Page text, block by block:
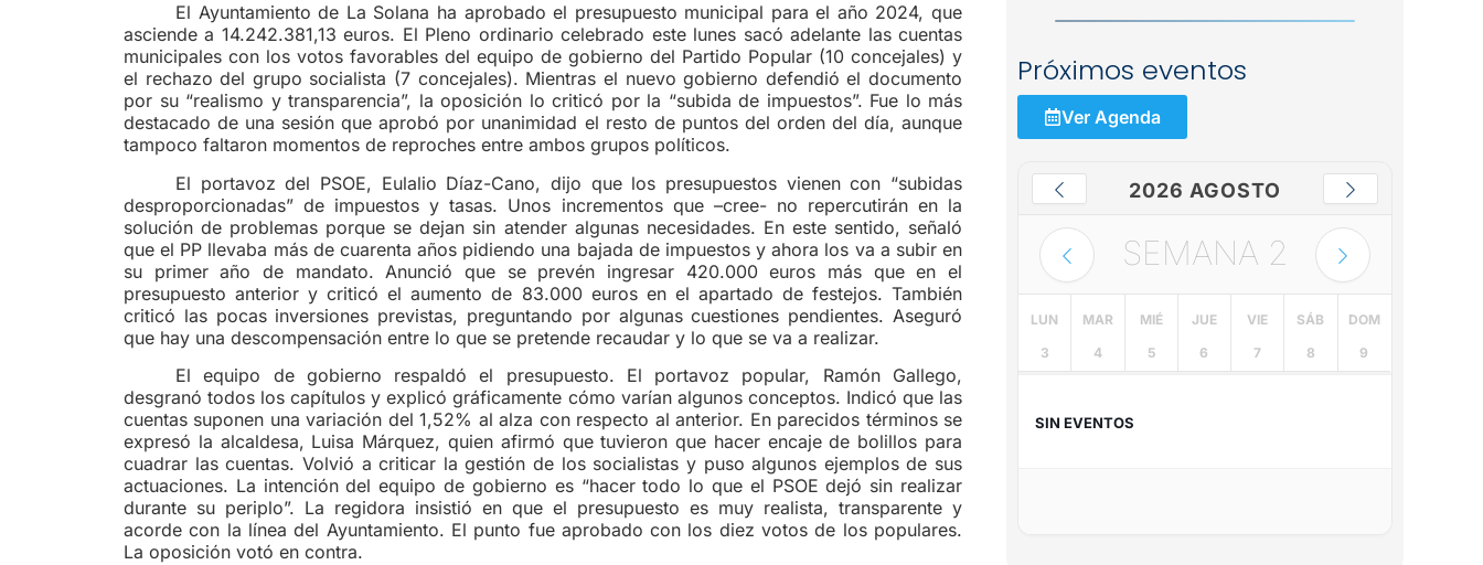
El Ayuntamiento de La Solana ha aprobado el presupuesto municipal para el año 2024, que
asciende a 14.242.381,13 euros. El Pleno ordinario celebrado este lunes sacó adelante las cuentas
municipales con los votos favorables del equipo de gobierno del Partido Popular (10 concejales) y
el rechazo del grupo socialista (7 concejales). Mientras el nuevo gobierno defendió el documento
por su “realismo y transparencia”, la oposición lo criticó por la “subida de impuestos”. Fue lo más
destacado de una sesión que aprobó por unanimidad el resto de puntos del orden del día, aunque
tampoco faltaron momentos de reproches entre ambos grupos políticos.
El portavoz del PSOE, Eulalio Díaz-Cano, dijo que los presupuestos vienen con “subidas
desproporcionadas” de impuestos y tasas. Unos incrementos que –cree- no repercutirán en la
solución de problemas porque se dejan sin atender algunas necesidades. En este sentido, señaló
que el PP llevaba más de cuarenta años pidiendo una bajada de impuestos y ahora los va a subir en
su primer año de mandato. Anunció que se prevén ingresar 420.000 euros más que en el
presupuesto anterior y criticó el aumento de 83.000 euros en el apartado de festejos. También
criticó las pocas inversiones previstas, preguntando por algunas cuestiones pendientes. Aseguró
que hay una descompensación entre lo que se pretende recaudar y lo que se va a realizar.
El equipo de gobierno respaldó el presupuesto. El portavoz popular, Ramón Gallego,
desgranó todos los capítulos y explicó gráficamente cómo varían algunos conceptos. Indicó que las
cuentas suponen una variación del 1,52% al alza con respecto al anterior. En parecidos términos se
expresó la alcaldesa, Luisa Márquez, quien afirmó que tuvieron que hacer encaje de bolillos para
cuadrar las cuentas. Volvió a criticar la gestión de los socialistas y puso algunos ejemplos de sus
actuaciones. La intención del equipo de gobierno es “hacer todo lo que el PSOE dejó sin realizar
durante su periplo”. La regidora insistió en que el presupuesto es muy realista, transparente y
acorde con la línea del Ayuntamiento. El punto fue aprobado con los diez votos de los populares.
La oposición votó en contra.
Próximos eventos
Ver Agenda
2026 AGOSTO
SEMANA 2
LUN
3
MAR
4
MIÉ
5
JUE
6
VIE
7
SÁB
8
DOM
9
SIN EVENTOS